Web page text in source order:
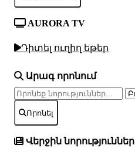
AURORA TV
Դիտել ուղիղ եթեր
Արագ որոնում
Որոնել
Վերջին նորություններ